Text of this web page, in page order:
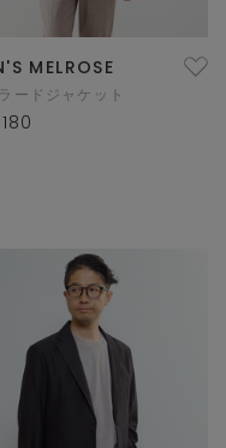
MELROSE
ードジャケット